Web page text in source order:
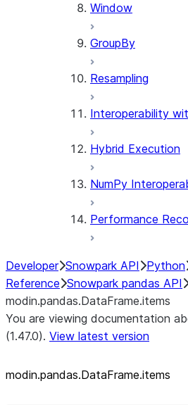
Window
GroupBy
Resampling
Interoperability
Hybrid Execution
NumPy
Performance
Developer Snowpark API Python
Reference Snowpark pandas API
modin.pandas.DataFrame.items
You are viewing documentation
(1.47.0). View latest version
modin.pandas.DataFrame.items